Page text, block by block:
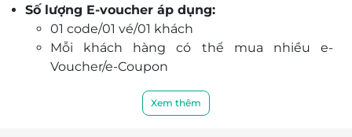
Số lượng E-voucher áp dụng:
01 code/01 vé/01 khách
Mỗi khách hàng có thể mua nhiều e-
Voucher/e-Coupon
Ngày áp dụng: Tất cả các ngày trong tuần
Xem thêm